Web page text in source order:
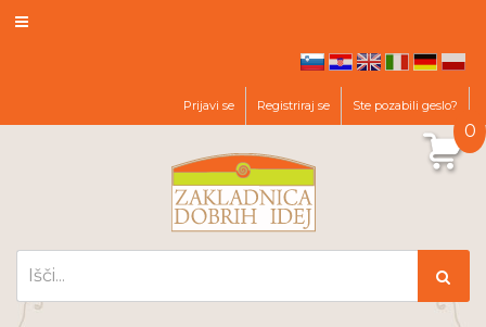
de pl
Prijavi se Registriraj se Ste pozabili geslo?
0